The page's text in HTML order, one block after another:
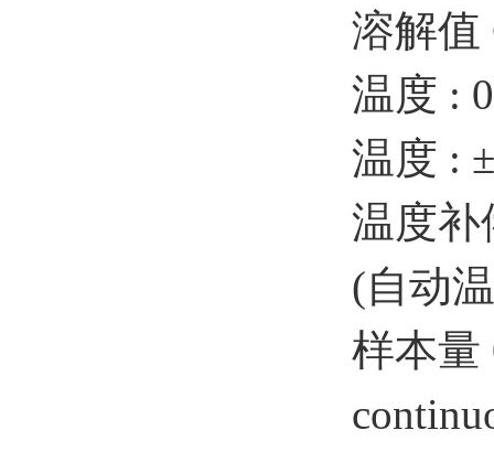
溶解值
温度 :
温度 :
温度补
(自动
样本量